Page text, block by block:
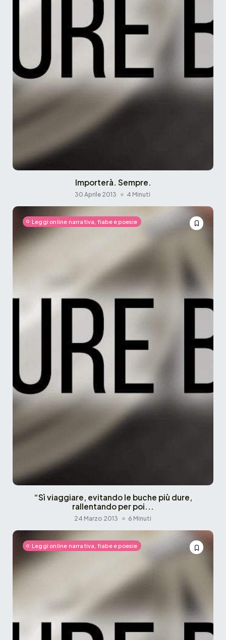
Importerà. Sempre.
30 Aprile 2013 4 Minuti
Leggi online narrativa, fiabe e poesie
“Sì viaggiare, evitando le buche più dure,
rallentando per poi...
24 Marzo 2013 6 Minuti
Leggi online narrativa, fiabe e poesie